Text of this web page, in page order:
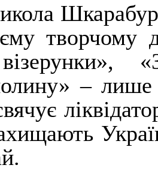
творчому
– лише